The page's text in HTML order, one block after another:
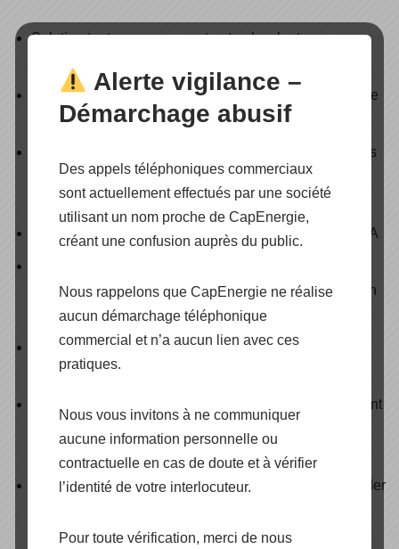
Solution tout-en-un compacte et polyvalente
Performances et intégration exceptionnelles de chaque
source d’énergie : solaire, réseau, générateur
Entrée triphasée (source AC), sortie triphasée (charges
AC) et flex AC triphasé, configurable comme seconde
entrée ou seconde sortie contrôlée
Gestion intelligente de l’énergie avec des modèles d’IA
batteries. Prêt pour le lithium, intègre la communication
CAN avec les batteries au lithium BMS
Combinaison de matériel modulaire unique avec
panneaux photovoltaïques et transfert en option
Multiples possibilités de combinaisons : fonctionnement
Surveillance et contrôle à distance avec le portail Studer
Alerte vigilance –
Démarchage abusif
Des appels téléphoniques commerciaux
sont actuellement effectués par une société
utilisant un nom proche de CapEnergie,
créant une confusion auprès du public.
Nous rappelons que CapEnergie ne réalise
aucun démarchage téléphonique
commercial et n’a aucun lien avec ces
pratiques.
Nous vous invitons à ne communiquer
aucune information personnelle ou
contractuelle en cas de doute et à vérifier
l’identité de votre interlocuteur.
Pour toute vérification, merci de nous